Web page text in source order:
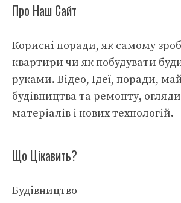
Про Наш Сайт
Корисні поради, як самому
квартири чи як побудувати
руками. Відео, Ідеї, поради,
будівництва та ремонту,
матеріалів і нових технологій.
Що Цікавить?
Будівництво